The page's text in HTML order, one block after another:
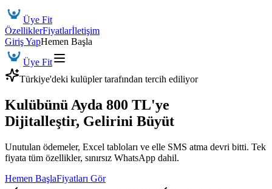
Üye Fit
ÖzelliklerFiyatlarİletişim
Giriş YapHemen Başla
Üye Fit
Türkiye'deki kulüpler tarafından tercih ediliyor
Kulübünü Ayda 800 TL'ye
Dijitalleştir, Gelirini Büyüt
Unutulan ödemeler, Excel tabloları ve elle SMS atma devri bitti. Tek
fiyata tüm özellikler, sınırsız WhatsApp dahil.
Hemen BaşlaFiyatları Gör